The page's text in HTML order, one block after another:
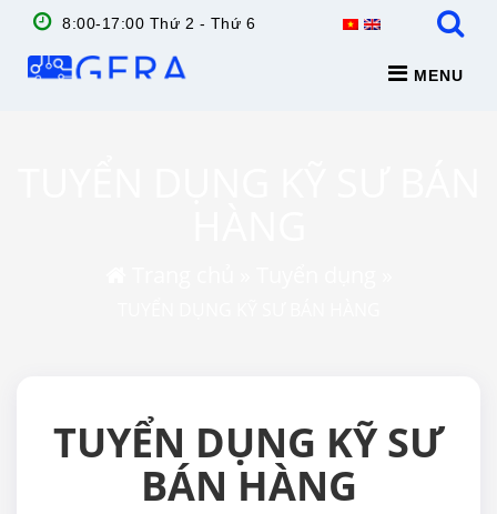
8:00-17:00 Thứ 2 - Thứ 6
MENU
TUYỂN DỤNG KỸ SƯ
BÁN HÀNG